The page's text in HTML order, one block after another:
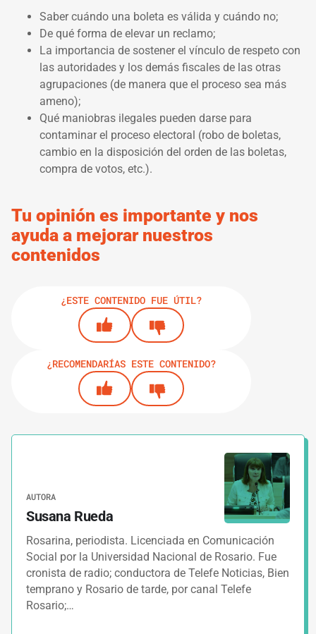
Saber cuándo una boleta es válida y cuándo no;
De qué forma de elevar un reclamo;
La importancia de sostener el vínculo de respeto con
las autoridades y los demás fiscales de las otras
agrupaciones (de manera que el proceso sea más
ameno);
Qué maniobras ilegales pueden darse para
contaminar el proceso electoral (robo de boletas,
cambio en la disposición del orden de las boletas,
compra de votos, etc.).
Tu opinión es importante y nos
ayuda a mejorar nuestros
contenidos
¿ESTE CONTENIDO FUE ÚTIL?
¿RECOMENDARÍAS ESTE CONTENIDO?
AUTORA
Susana Rueda
Rosarina, periodista. Licenciada en Comunicación
Social por la Universidad Nacional de Rosario. Fue
cronista de radio; conductora de Telefe Noticias, Bien
temprano y Rosario de tarde, por canal Telefe
Rosario;…